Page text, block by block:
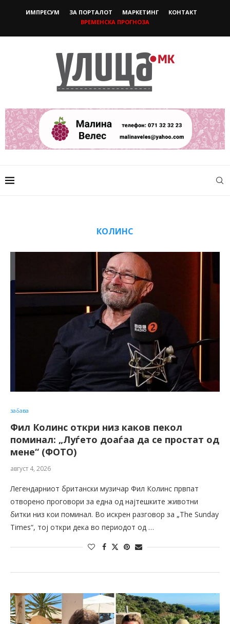
ИМПРЕСУМ ЗА ПОРТАЛОТ МАРКЕТИНГ
КОНТАКТ
ВРЕМЕНСКА ПРОГНОЗА
КОЛИНС
забава
Фил Колинс откри низ каков пекол
поминал: „Луѓето доаѓаа да се простат од
мене“ (ФОТО)
август 4, 2026
Легендарниот британски музичар Фил Колинс првпат
отворено проговори за една од најтешките животни
битки низ кои поминал. Во искрен разговор за „The Sunday
Times“, тој откри дека во периодот од …